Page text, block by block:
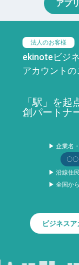
アプ
法人のお客様
ekinoteビジ
アカウントの
「駅」を
創パートナ
▶ 企業名
〇
▶ 沿線住
▶ 全国か
ビジネス